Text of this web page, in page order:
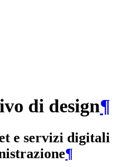
di design¶
e servizi digitali
¶